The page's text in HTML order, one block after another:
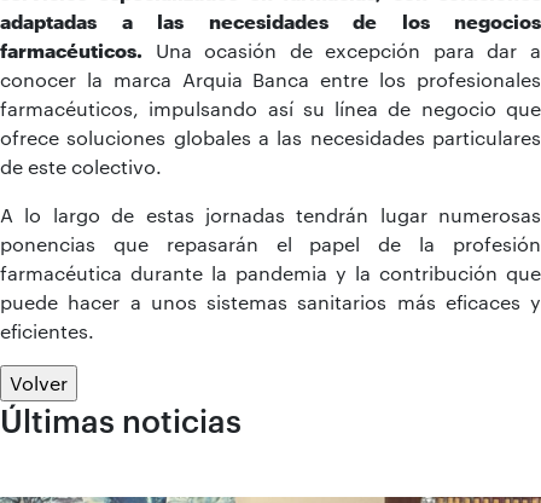
adaptadas a las necesidades de los negocios
farmacéuticos. Una ocasión de excepción para dar a
conocer la marca Arquia Banca entre los profesionales
farmacéuticos, impulsando así su línea de negocio que
ofrece soluciones globales a las necesidades particulares
de este colectivo.
A lo largo de estas jornadas tendrán lugar numerosas
ponencias que repasarán el papel de la profesión
farmacéutica durante la pandemia y la contribución que
puede hacer a unos sistemas sanitarios más eficaces y
eficientes.
Volver
Últimas noticias